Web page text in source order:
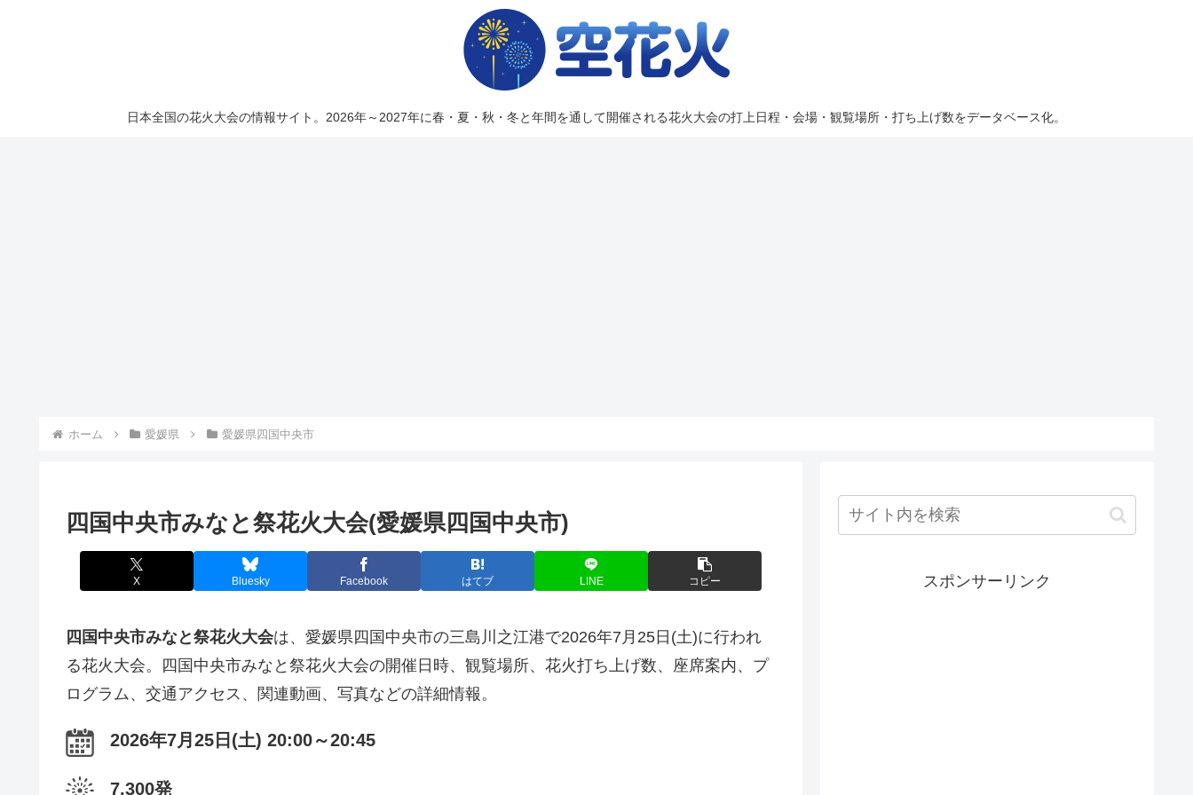
日本全国の花火大会の情報サイト。2026年～2027年に春・夏・秋・冬と年間を通して開催される花火大会の打上日程・会場・観覧場所・打ち上げ数をデータベース化。
ホーム 愛媛県 愛媛県四国中央市
四国中央市みなと祭花火大会(愛媛県四国中央市)
X Bluesky Facebook はてブ LINE コピー
四国中央市みなと祭花火大会は、愛媛県四国中央市の三島川之江港で2026年7月25日(土)に行われ
る花火大会。四国中央市みなと祭花火大会の開催日時、観覧場所、花火打ち上げ数、座席案内、プ
ログラム、交通アクセス、関連動画、写真などの詳細情報。
2026年7月25日(土) 20:00～20:45
7,300発
スポンサーリンク